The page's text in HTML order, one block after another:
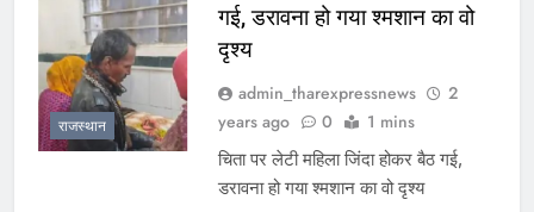
राजस्थान
गई, डरावना हो गया श्मशान का वो
दृश्य
admin_tharexpressnews
2
years ago
0 1 mins
चिता पर लेटी महिला जिंदा होकर बैठ गई,
डरावना हो गया श्मशान का वो दृश्य